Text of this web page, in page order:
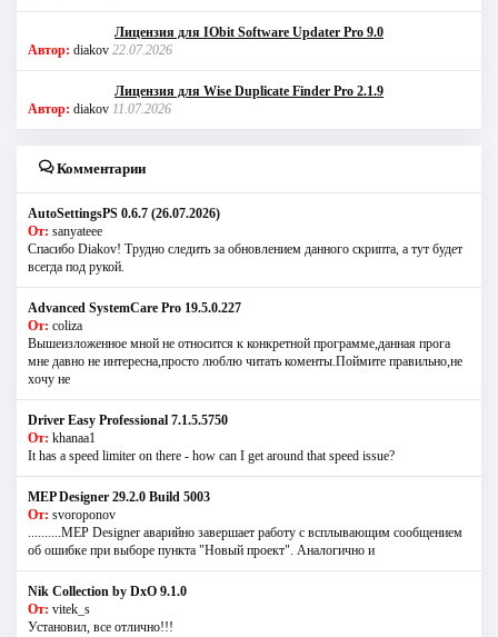
Лицензия для IObit Software Updater Pro 9.0
Автор: diakov 22.07.2026
Лицензия для Wise Duplicate Finder Pro 2.1.9
Автор: diakov 11.07.2026
Комментарии
AutoSettingsPS 0.6.7 (26.07.2026)
От: sanyateee
Спасибо Diakov! Трудно следить за обновлением данного скрипта, а тут будет
всегда под рукой.
Advanced SystemCare Pro 19.5.0.227
От: coliza
Вышеизложенное мной не относится к конкретной программе,данная прога
мне давно не интересна,просто люблю читать коменты.Поймите правильно,не
хочу не
Driver Easy Professional 7.1.5.5750
От: khanaa1
It has a speed limiter on there - how can I get around that speed issue?
MEP Designer 29.2.0 Build 5003
От: svoroponov
..........MEP Designer аварийно завершает работу с всплывающим сообщением
об ошибке при выборе пункта "Новый проект". Аналогично и
Nik Collection by DxO 9.1.0
От: vitek_s
Установил, все отлично!!!